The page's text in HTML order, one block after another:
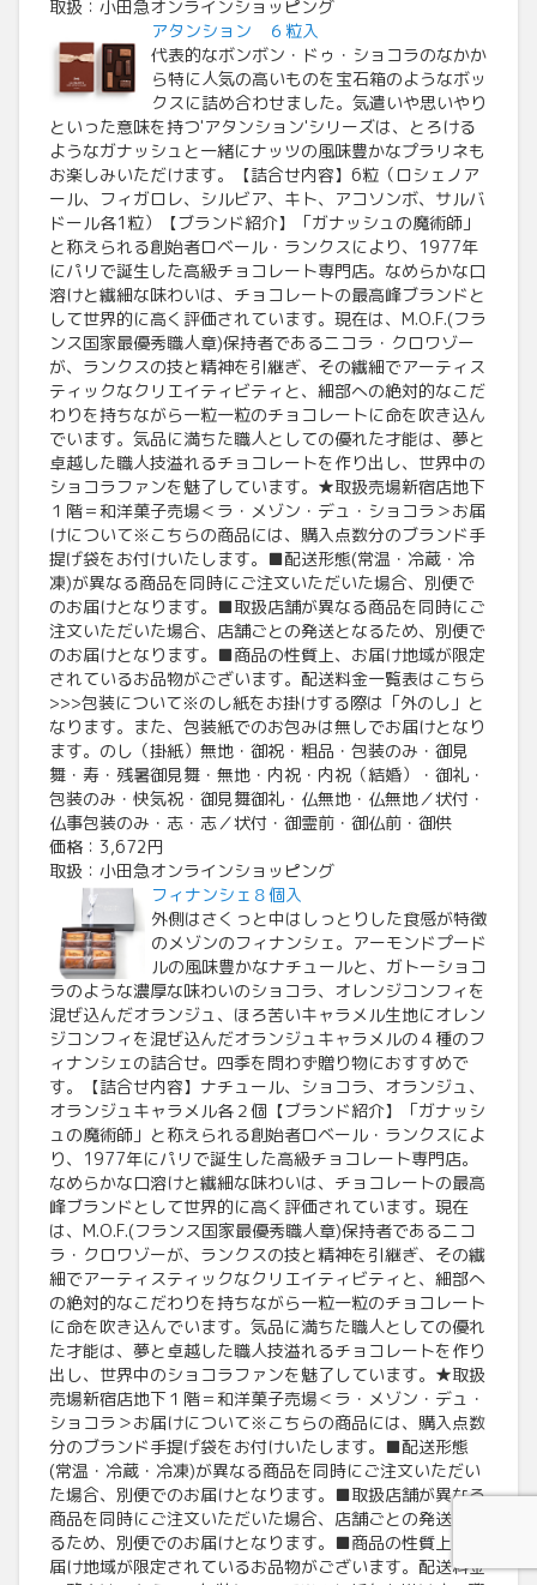
取扱：小田急オンラインショッピング
アタンション ６粒入
代表的なボンボン・ドゥ・ショコラのなかか
ら特に人気の高いものを宝石箱のようなボッ
クスに詰め合わせました。気遣いや思いやり
といった意味を持つ'アタンション'シリーズは、とろける
ようなガナッシュと一緒にナッツの風味豊かなプラリネも
お楽しみいただけます。【詰合せ内容】6粒（ロシェノア
ール、フィガロレ、シルビア、キト、アコソンボ、サルバ
ドール各1粒）【ブランド紹介】「ガナッシュの魔術師」
と称えられる創始者ロベール・ランクスにより、1977年
にパリで誕生した高級チョコレート専門店。なめらかな口
溶けと繊細な味わいは、チョコレートの最高峰ブランドと
して世界的に高く評価されています。現在は、M.O.F.(フラ
ンス国家最優秀職人章)保持者であるニコラ・クロワゾー
が、ランクスの技と精神を引継ぎ、その繊細でアーティス
ティックなクリエイティビティと、細部への絶対的なこだ
わりを持ちながら一粒一粒のチョコレートに命を吹き込ん
でいます。気品に満ちた職人としての優れた才能は、夢と
卓越した職人技溢れるチョコレートを作り出し、世界中の
ショコラファンを魅了しています。★取扱売場新宿店地下
１階＝和洋菓子売場＜ラ・メゾン・デュ・ショコラ＞お届
けについて※こちらの商品には、購入点数分のブランド手
提げ袋をお付けいたします。■配送形態(常温・冷蔵・冷
凍)が異なる商品を同時にご注文いただいた場合、別便で
のお届けとなります。■取扱店舗が異なる商品を同時にご
注文いただいた場合、店舗ごとの発送となるため、別便で
のお届けとなります。■商品の性質上、お届け地域が限定
されているお品物がございます。配送料金一覧表はこちら
>>>包装について※のし紙をお掛けする際は「外のし」と
なります。また、包装紙でのお包みは無しでお届けとなり
ます。のし（掛紙）無地・御祝・粗品・包装のみ・御見
舞・寿・残暑御見舞・無地・内祝・内祝（結婚）・御礼・
包装のみ・快気祝・御見舞御礼・仏無地・仏無地／状付・
仏事包装のみ・志・志／状付・御霊前・御仏前・御供
価格：3,672円
取扱：小田急オンラインショッピング
フィナンシェ８個入
外側はさくっと中はしっとりした食感が特徴
のメゾンのフィナンシェ。アーモンドプード
ルの風味豊かなナチュールと、ガトーショコ
ラのような濃厚な味わいのショコラ、オレンジコンフィを
混ぜ込んだオランジュ、ほろ苦いキャラメル生地にオレン
ジコンフィを混ぜ込んだオランジュキャラメルの４種のフ
ィナンシェの詰合せ。四季を問わず贈り物におすすめで
す。【詰合せ内容】ナチュール、ショコラ、オランジュ、
オランジュキャラメル各２個【ブランド紹介】「ガナッシ
ュの魔術師」と称えられる創始者ロベール・ランクスによ
り、1977年にパリで誕生した高級チョコレート専門店。
なめらかな口溶けと繊細な味わいは、チョコレートの最高
峰ブランドとして世界的に高く評価されています。現在
は、M.O.F.(フランス国家最優秀職人章)保持者であるニコ
ラ・クロワゾーが、ランクスの技と精神を引継ぎ、その繊
細でアーティスティックなクリエイティビティと、細部へ
の絶対的なこだわりを持ちながら一粒一粒のチョコレート
に命を吹き込んでいます。気品に満ちた職人としての優れ
た才能は、夢と卓越した職人技溢れるチョコレートを作り
出し、世界中のショコラファンを魅了しています。★取扱
売場新宿店地下１階＝和洋菓子売場＜ラ・メゾン・デュ・
ショコラ＞お届けについて※こちらの商品には、購入点数
分のブランド手提げ袋をお付けいたします。■配送形態
(常温・冷蔵・冷凍)が異なる商品を同時にご注文いただい
た場合、別便でのお届けとなります。■取扱店舗が異なる
商品を同時にご注文いただいた場合、店舗ごとの発送とな
るため、別便でのお届けとなります。■商品の性質上、お
届け地域が限定されているお品物がございます。配送料金